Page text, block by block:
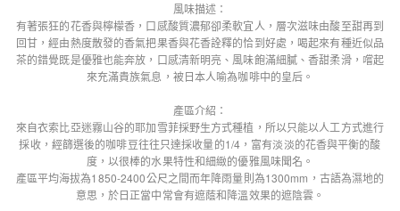
風味描述：
有著張狂的花香與檸檬香，口感酸質濃郁卻柔軟宜人，層次滋味由酸至甜再到
回甘，經由熱度散發的香氣把果香與花香詮釋的恰到好處，喝起來有種近似品
茶的錯覺既是優雅也能奔放，口感清新明亮、風味飽滿細膩、香甜柔滑，嚐起
來充滿貴族氣息，被日本人喻為咖啡中的皇后。
產區介紹：
來自衣索比亞迷霧山谷的耶加雪菲採野生方式種植，所以只能以人工方式進行
採收，經篩選後的咖啡豆往往只達採收量的1/4，富有淡淡的花香與平衡的酸
度，以很棒的水果特性和細緻的優雅風味聞名。
產區平均海拔為1850-2400公尺之間而年降雨量則為1300mm，古語為濕地的
意思，於日正當中常會有遮蔭和降溫效果的遮陰雲。